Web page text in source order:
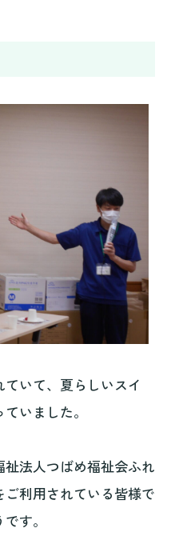
いて、夏らしいスイ
いました。
法人つばめ福祉会ふれ
利用されている皆様で
す。